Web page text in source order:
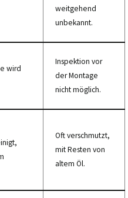
weitgehend
unbekannt.
wird
Inspektion vor
der Montage
nicht möglich.
Oft verschmutzt,
mit Resten von
altem Öl.